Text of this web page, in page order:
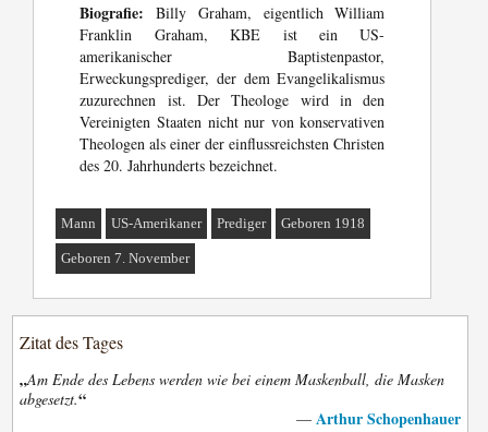
Biografie: Billy Graham, eigentlich William
Franklin Graham, KBE ist ein US-
amerikanischer Baptistenpastor,
Erweckungsprediger, der dem Evangelikalismus
zuzurechnen ist. Der Theologe wird in den
Vereinigten Staaten nicht nur von konservativen
Theologen als einer der einflussreichsten Christen
des 20. Jahrhunderts bezeichnet.
Mann US-Amerikaner Prediger Geboren 1918
Geboren 7. November
Zitat des Tages
„Am Ende des Lebens werden wie bei einem Maskenball, die Masken
abgesetzt.“
— Arthur Schopenhauer